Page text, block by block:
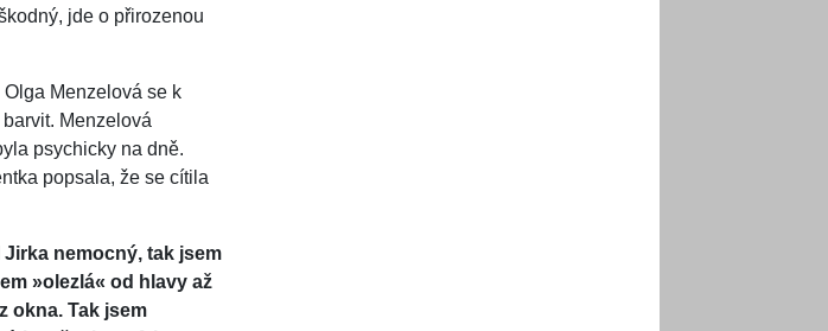
jde o přirozenou
Menzelová se k
Menzelová
psychicky na dně.
popsala, že se cítila
nemocný, tak jsem
»olezlá« od hlavy až
okna. Tak jsem